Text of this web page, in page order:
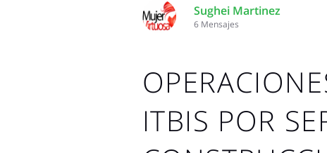
Sughei Martinez
6 Mensajes
ITBIS POR